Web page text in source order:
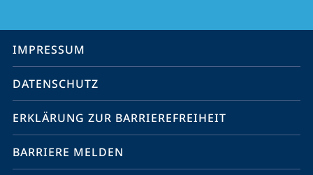
Service-
Navigation
IMPRESSUM
DATENSCHUTZ
ERKLÄRUNG ZUR BARRIEREFREIHEIT
BARRIERE MELDEN